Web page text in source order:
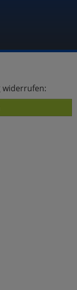
widerrufen: